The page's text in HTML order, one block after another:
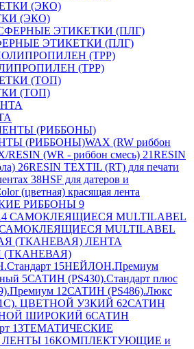
(ЭКО)
ЭТИКЕТКИ (ПЛГ)
(TPP)
(ТОП)
(РИББОНЫ)WAX (RW риббон
RESIN (WR - риббон смесь) 21RESIN
26RESIN TEXTIL (RT) для печати
38HSF для датеров и
(цветная) красящая лента
РИББОНЫ 9
MULTILABEL
(ТКАНЕВАЯ)
15НЕЙЛОН.Премиум
5САТИН (PS430).Стандарт плюс
12САТИН (PS486).Люкс
ЦВЕТНОЙ УЗКИЙ 62САТИН
ШИРОКИЙ 6САТИН
13ТЕМАТИЧЕСКИЕ
ЛЕНТЫ 16КОМПЛЕКТУЮЩИЕ и